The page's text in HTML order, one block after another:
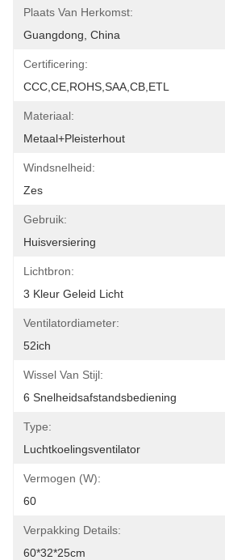
Plaats Van Herkomst:
Guangdong, China
Certificering:
CCC,CE,ROHS,SAA,CB,ETL
Materiaal:
Metaal+pleisterhout
Windsnelheid:
Zes
Gebruik:
Huisversiering
Lichtbron:
3 Kleur Geleid Licht
Ventilatordiameter:
52ich
Wissel Van Stijl:
6 Snelheidsafstandsbediening
Type:
Luchtkoelingsventilator
Vermogen (W):
60
Verpakking Details:
60*32*25cm